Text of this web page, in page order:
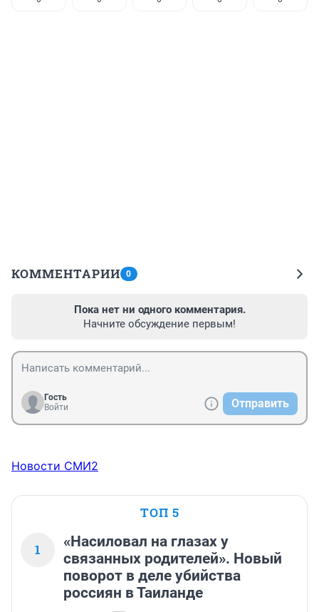
КОММЕНТАРИИ 0
Пока нет ни одного комментария.
Начните обсуждение первым!
Гость
Войти
Отправить
Новости СМИ2
ТОП 5
1
«Насиловал на глазах у
связанных родителей». Новый
поворот в деле убийства
россиян в Таиланде